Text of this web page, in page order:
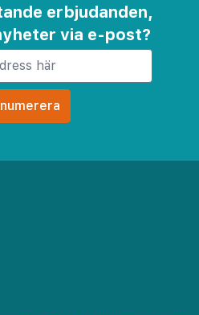
erbjudanden,
via e-post?